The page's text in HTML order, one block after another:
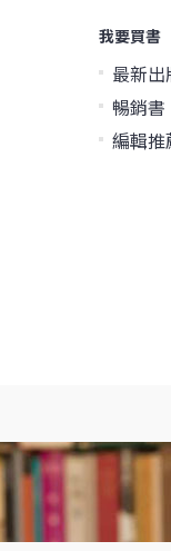
我要買書
最新出
暢銷書
編輯推